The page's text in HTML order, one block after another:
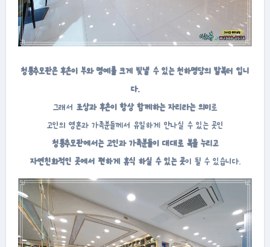
청통추모관은 후손이 부와 명예를 크게 빛낼 수 있는 천하명당의 발복터 입니
다.
그래서 조상과 후손이 항상 함께하는 자리라는 의미로
고인의 영혼과 가족분들께서 유일하게 만나실 수 있는 곳인
청통추모관에서는 고인과 가족분들이 대대로 복을 누리고
자연친화적인 곳에서 편하게 휴식 하실 수 있는 곳이 될 수 있습니다.